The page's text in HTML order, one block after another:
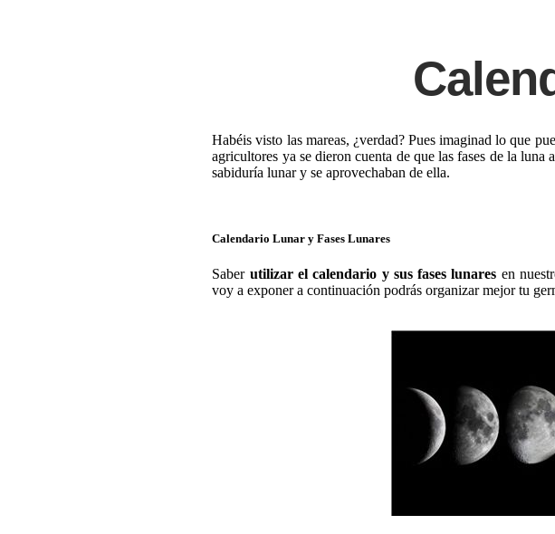
Habéis visto las mareas, ¿verdad? Pues imaginad lo que
agricultores ya se dieron cuenta de que las fases de la
sabiduría lunar y se aprovechaban de ella.
Calendario Lunar y Fases Lunares
Saber utilizar el calendario y sus fases lunares en
voy a exponer a continuación podrás organizar mejor tu